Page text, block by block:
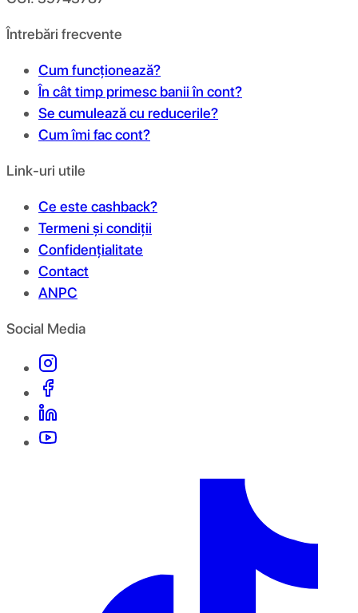
Întrebări frecvente
Cum funcționează?
În cât timp primesc banii în cont?
Se cumulează cu reducerile?
Cum îmi fac cont?
Link-uri utile
Ce este cashback?
Termeni și condiții
Confidențialitate
Contact
ANPC
Social Media